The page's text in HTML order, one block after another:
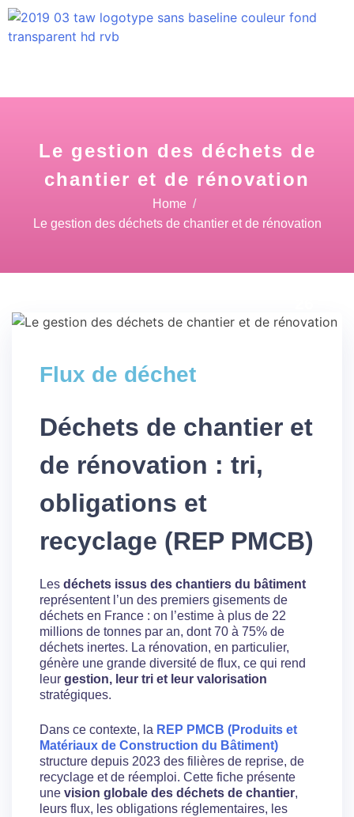
Le gestion des déchets de
chantier et de rénovation
Home
Le gestion des déchets de chantier et de rénovation
Flux de déchet
Déchets de chantier et
de rénovation : tri,
obligations et
recyclage (REP PMCB)
Les déchets issus des chantiers du bâtiment
représentent l’un des premiers gisements de
déchets en France : on l’estime à plus de 22
millions de tonnes par an, dont 70 à 75% de
déchets inertes. La rénovation, en particulier,
génère une grande diversité de flux, ce qui rend
leur gestion, leur tri et leur valorisation
stratégiques.
Dans ce contexte, la REP PMCB (Produits et
Matériaux de Construction du Bâtiment)
structure depuis 2023 des filières de reprise, de
recyclage et de réemploi. Cette fiche présente
une vision globale des déchets de chantier,
leurs flux, les obligations réglementaires, les